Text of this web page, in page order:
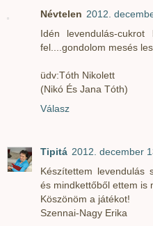
Névtelen 2012.
Idén levendulás-cukrot
fel....gondolom mesés
üdv:Tóth Nikolett
(Nikó És Jana Tóth)
Válasz
Tipitá 2012. december
Készítettem levendulás
és mindkettőből ettem is
Köszönöm a játékot!
Szennai-Nagy Erika